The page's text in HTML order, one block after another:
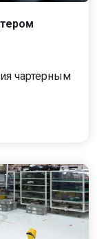
чартерным